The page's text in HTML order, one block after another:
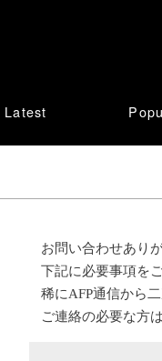
Latest
お問い合わせあり
下記に必要事項を
稀にAFP通信から
ご連絡の必要な方